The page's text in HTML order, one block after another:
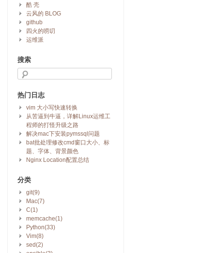
酷 壳
云风的 BLOG
github
四火的唠叨
运维派
搜索
热门日志
vim 大小写快速转换
从苦逼到牛逼，详解Linux运维工
程师的打怪升级之路
解决mac下安装pymssql问题
bat批处理修改cmd窗口大小、标
题、字体、背景颜色
Nginx Location配置总结
分类
git(9)
Mac(7)
C(1)
memcache(1)
Python(33)
Vim(8)
sed(2)